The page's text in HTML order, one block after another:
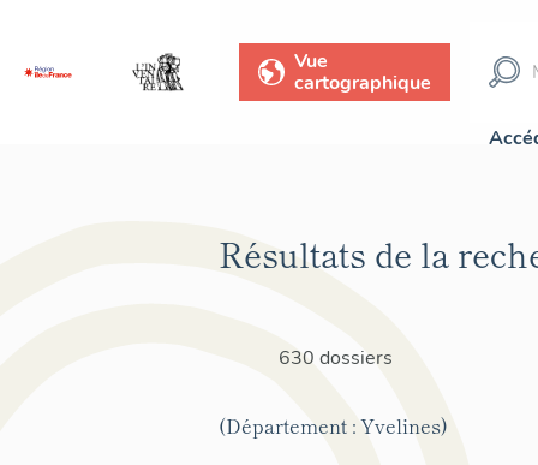
Vue
cartographique
Résultats de la
630 dossiers
(Département : Yvelines)